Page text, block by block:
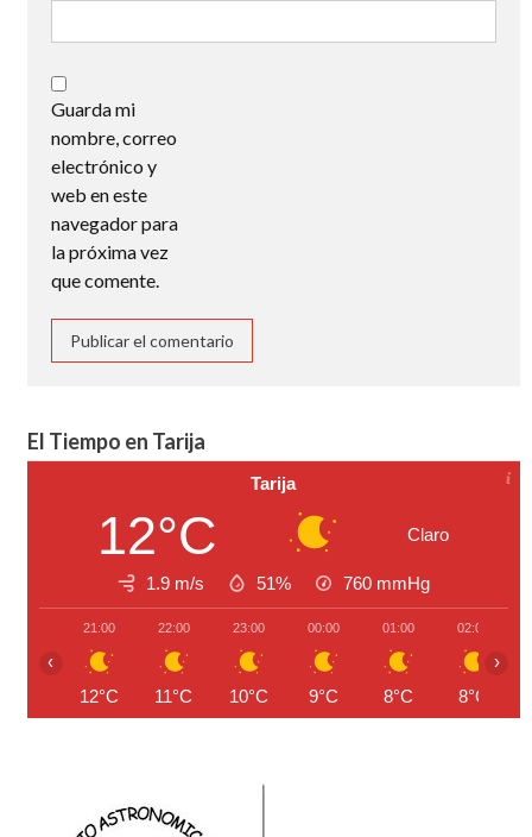
Guarda mi
nombre, correo
electrónico y
web en este
navegador para
la próxima vez
que comente.
El Tiempo en Tarija
Tarija
12°C Claro
1.9 m/s 51% 760 mmHg
21:00
12°C
22:00
11°C
23:00
10°C
00:00
9°C
01:00
8°C
02:00
8°C
‹ ›